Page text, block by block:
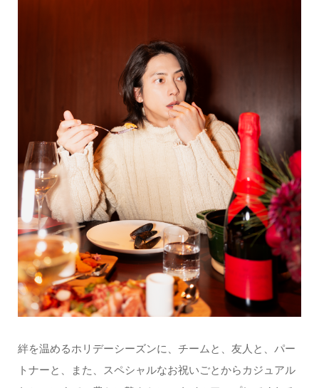
絆を温めるホリデーシーズンに、チームと、友人と、パー
トナーと、また、スペシャルなお祝いごとからカジュアル